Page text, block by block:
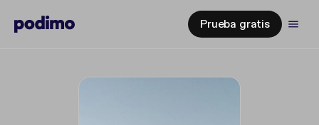
Prueba gratis